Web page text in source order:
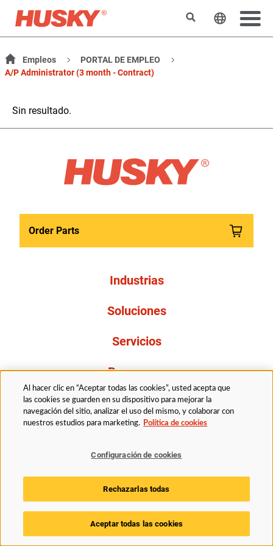
BuscarCambiar
Empleos
PORTAL DE EMPLEO
A/P Administrator (3 month - Contract)
Sin resultado.
Order Parts
Industrias
Soluciones
Servicios
Resources
Acerca de nosotros
Politica de privacidad
Al hacer clic en “Aceptar todas las cookies”, usted acepta que
las cookies se guarden en su dispositivo para mejorar la
navegación del sitio, analizar el uso del mismo, y colaborar con
nuestros estudios para marketing. Política de cookies
Configuración de cookies
Rechazarlas todas
Aceptar todas las cookies